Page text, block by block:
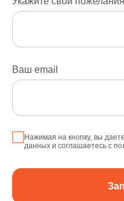
Ваш email
Нажимая на кнопку, вы
данных и соглашаетесь c